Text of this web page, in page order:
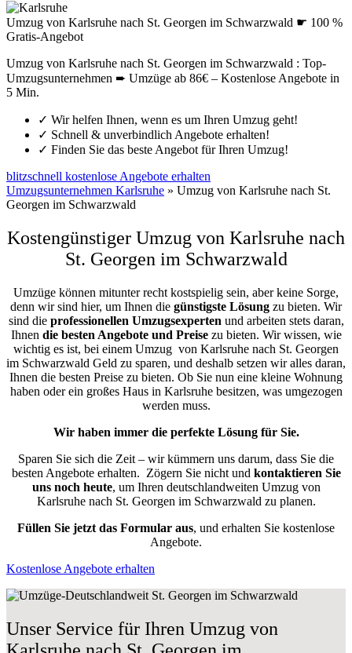
Umzug von Karlsruhe nach St. Georgen im Schwarzwald ☛ 100 %
Gratis-Angebot
Umzug von Karlsruhe nach St. Georgen im Schwarzwald : Top-
Umzugsunternehmen ➨ Umzüge ab 86€ – Kostenlose Angebote in
5 Min.
✓ Wir helfen Ihnen, wenn es um Ihren Umzug geht!
✓ Schnell & unverbindlich Angebote erhalten!
✓ Finden Sie das beste Angebot für Ihren Umzug!
blitzschnell kostenlose Angebote erhalten
Umzugsunternehmen Karlsruhe » Umzug von Karlsruhe nach St.
Georgen im Schwarzwald
Kostengünstiger Umzug von Karlsruhe nach
St. Georgen im Schwarzwald
Umzüge können mitunter recht kostspielig sein, aber keine Sorge,
denn wir sind hier, um Ihnen die günstigste Lösung zu bieten. Wir
sind die professionellen Umzugsexperten und arbeiten stets daran,
Ihnen die besten Angebote und Preisezu bieten. Wir wissen, wie
wichtig es ist, bei einem Umzug von Karlsruhe nach St. Georgen
im Schwarzwald Geld zu sparen, und deshalb setzen wir alles daran,
Ihnen die besten Preise zu bieten. Ob Sie nun eine kleine Wohnung
haben oder ein großes Haus in Karlsruhe besitzen, was umgezogen
werden muss.
Wir haben immer die perfekte Lösung für Sie.
Sparen Sie sich die Zeit – wir kümmern uns darum, dass Sie die
besten Angebote erhalten. Zögern Sie nicht und kontaktieren Sie
uns noch heute, um Ihren deutschlandweiten Umzug von
Karlsruhe nach St. Georgen im Schwarzwald zu planen.
Füllen Sie jetzt das Formular aus, und erhalten Sie kostenlose
Angebote.
Kostenlose Angebote erhalten
Unser Service für Ihren Umzug von